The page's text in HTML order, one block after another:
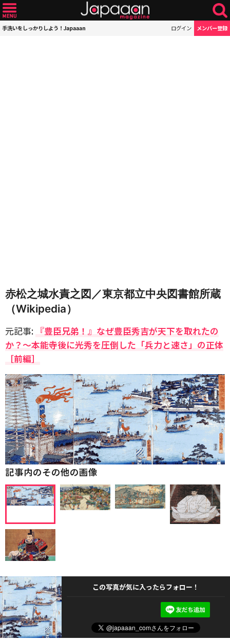
手洗いをしっかりしよう！Japaaan ログイン メンバー登録
赤松之城水責之図／東京都立中央図書館所蔵
（Wikipedia）
元記事: 『豊臣兄弟！』なぜ豊臣秀吉が天下を取れたの
か？〜本能寺後に光秀を圧倒した「兵力と速さ」の正体
［前編］
記事内のその他の画像
この写真が気に入ったらフォロー！